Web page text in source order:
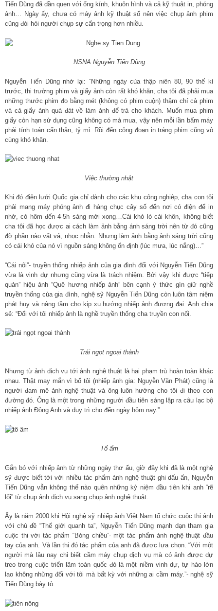
Tiến Dũng đã dần quen với ống kính, khuôn hình và cả kỹ thuật in, phóng
ảnh… Ngày ấy, chưa có máy ảnh kỹ thuật số nên việc chụp ảnh phim
cũng đòi hỏi người chụp sự cẩn trọng hơn nhiều.
NSNA Nguyễn Tiến Dũng
Nguyễn Tiến Dũng nhớ lại: “Những ngày của thập niên 80, 90 thế kỉ
trước, thị trường phim và giấy ảnh còn rất khó khăn, cha tôi đã phải mua
những thước phim đo bằng mét (không có phim cuộn) thậm chí cả phim
và cả giấy ảnh quá đát về làm ảnh để trả cho khách. Muốn mua phim
giấy còn hạn sử dụng cũng không có mà mua, vậy nên mỗi lần bấm máy
phải tính toán cẩn thận, tỷ mỉ. Rồi đến công đoạn in tráng phim cũng vô
cùng khó khăn.
Việc thường nhật
Khi đó điện lưới Quốc gia chỉ dành cho các khu công nghiệp, cha con tôi
phải mang máy phóng ảnh đi hàng chục cây số đến nơi có điện để in
nhờ, có hôm đến 4-5h sáng mới xong…Cái khó ló cái khôn, không biết
cha tôi đã học được ai cách làm ảnh bằng ánh sáng trời nên từ đó cũng
đỡ phần nào vất vả, nhọc nhằn. Nhưng làm ảnh bằng ảnh sáng trời cũng
có cái khó của nó vì nguồn sáng không ổn định (lúc mưa, lúc nắng)…”
“Cái nôi”- truyền thống nhiếp ảnh của gia đình đối với Nguyễn Tiến Dũng
vừa là vinh dự nhưng cũng vừa là trách nhiệm. Bởi vậy khi được “tiếp
quản” hiệu ảnh “Quê hương nhiếp ảnh” bên cạnh ý thức gìn giữ nghề
truyền thống của gia đình, nghệ sỹ Nguyễn Tiến Dũng còn luôn tâm niệm
phát huy và nâng tầm cho kịp xu hướng nhiếp ảnh đương đại. Anh chia
sẻ: “Đối với tôi nhiếp ảnh là nghề truyền thống cha truyền con nối.
Trái ngọt ngoại thành
Nhưng từ ảnh dịch vụ tới ảnh nghệ thuật là hai phạm trù hoàn toàn khác
nhau. Thật may mắn vì bố tôi (nhiếp ảnh gia: Nguyễn Văn Phát) cũng là
người đam mê ảnh nghệ thuật và ông luôn hướng cho tôi đi theo con
đường đó. Ông là một trong những người đầu tiên sáng lập ra câu lạc bộ
nhiếp ảnh Đông Anh và duy trì cho đến ngày hôm nay.”
Tổ ấm
Gắn bó với nhiếp ảnh từ những ngày thơ ấu, giờ đây khi đã là một nghệ
sỹ được biết tới với nhiều tác phẩm ảnh nghệ thuật ghi dấu ấn, Nguyễn
Tiến Dũng vẫn không thể nào quên những kỷ niệm đầu tiên khi anh “rẽ
lối” từ chụp ảnh dịch vụ sang chụp ảnh nghệ thuật.
Ấy là năm 2000 khi Hội nghệ sỹ nhiếp ảnh Việt Nam tổ chức cuộc thi ảnh
với chủ đề “Thế giới quanh ta”, Nguyễn Tiến Dũng mạnh dạn tham gia
cuộc thi với tác phẩm “Bóng chiều”- một tác phẩm ảnh nghệ thuật đầu
tay của anh. Và lần thi đó tác phẩm của anh đã được lựa chọn. “Với một
người mà lâu nay chỉ biết cầm máy chụp dịch vụ mà có ảnh được dự
treo trong cuộc triển lãm toàn quốc đó là một niềm vinh dự, tự hào lớn
lao không những đối với tôi mà bất kỳ với những ai cầm máy.”- nghệ sỹ
Tiến Dũng bày tỏ.